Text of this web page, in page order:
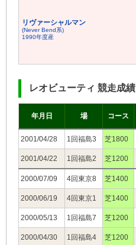
リヴァーシャルマン
(Never Bend系)
1990年度産
レオビューティ 競走成績
年月日 場 コース
2001/04/28 1回福島3 芝1800
2001/04/22 1回福島2 芝1200
2000/07/09 4回東京8 芝1400
2000/06/19 4回東京1 芝1400
2000/05/13 1回福島7 芝1200
2000/04/30 1回福島4 芝1200